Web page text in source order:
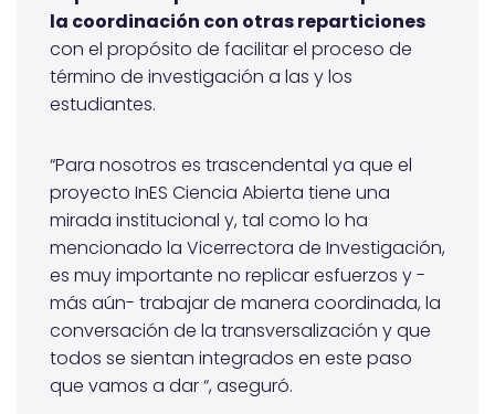
la coordinación con otras reparticiones
con el propósito de facilitar el proceso de
término de investigación a las y los
estudiantes.
“Para nosotros es trascendental ya que el
proyecto InES Ciencia Abierta tiene una
mirada institucional y, tal como lo ha
mencionado la Vicerrectora de Investigación,
es muy importante no replicar esfuerzos y -
más aún- trabajar de manera coordinada, la
conversación de la transversalización y que
todos se sientan integrados en este paso
que vamos a dar “, aseguró.